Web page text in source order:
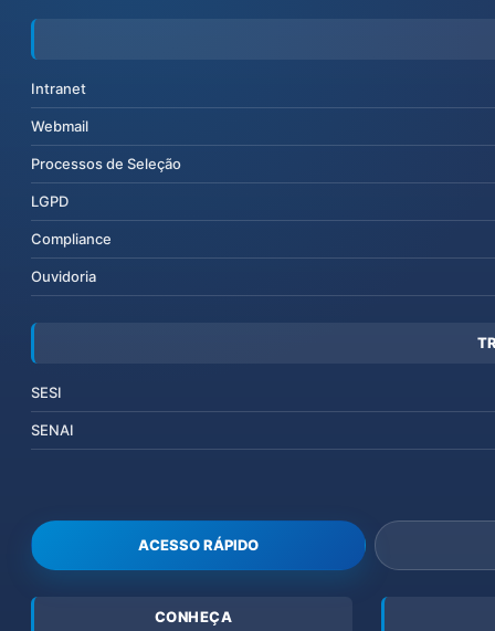
Intranet
Webmail
Processos de Seleção
LGPD
Compliance
Ouvidoria
SESI
SENAI
ACESSO RÁPIDO
CONHEÇA